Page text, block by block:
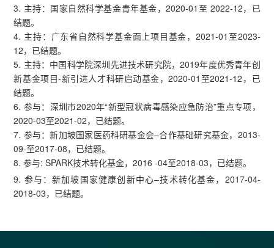
3. 主持：国家自然科学基金青年基金，2020-01至 2022-12，已
结题。
4. 主持：广东省自然科学基金面上项目基金，2021-01至2023-
12，已结题。
5. 主持：中国科学院深圳先进技术研究院，2019年度优秀青年创
新基金项目-新引进人才科研启动基金，2020-01至2021-12，已
结题。
6. 参与：深圳市2020年“新型冠状病毒感染应急防治”重点专项，
2020-03至2021-02，已结题。
7. 参与：新加坡国家医药科研基金会–合作基础研究基金，2013-
09-至2017-08，已结题。
8. 参与: SPARK技术转化基金，2016 -04至2018-03，已结题。
9. 参与：新加坡国家健康创新中心–技术转化基金，2017-04-
2018-03，已结题。